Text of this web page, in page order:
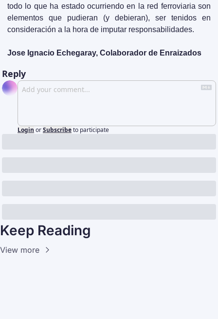
todo lo que ha estado ocurriendo en la red ferroviaria son
elementos que pudieran (y debieran), ser tenidos en
consideración a la hora de imputar responsabilidades.
Jose Ignacio Echegaray, Colaborador de Enraizados
Reply
Login orSubscribeto participate
Keep Reading
View more